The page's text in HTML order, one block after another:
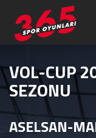
VOL-CUP
SEZONU
ASELSAN-